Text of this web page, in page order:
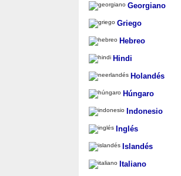
Georgiano
Griego
Hebreo
Hindi
Holandés
Húngaro
Indonesio
Inglés
Islandés
Italiano